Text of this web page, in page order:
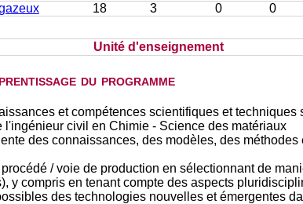
18 3 0 0
Unité d'enseignement
du programme
et compétences scientifiques et
civil en Chimie - Science des matériaux
des connaissances, des modèles, des
/ voie de production en sélectionnant de
y compris en tenant compte des aspects
des technologies nouvelles et émergentes